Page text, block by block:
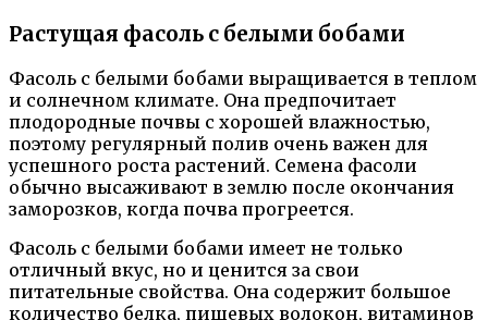
Растущая фасоль с белыми бобами
Фасоль с белыми бобами выращивается в теплом
и солнечном климате. Она предпочитает
плодородные почвы с хорошей влажностью,
поэтому регулярный полив очень важен для
успешного роста растений. Семена фасоли
обычно высаживают в землю после окончания
заморозков, когда почва прогреется.
Фасоль с белыми бобами имеет не только
отличный вкус, но и ценится за свои
питательные свойства. Она содержит большое
количество белка, пищевых волокон, витаминов